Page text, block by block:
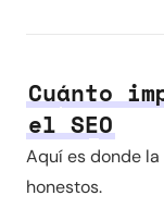
Cuánto
el SEO
Aquí es donde
honestos.